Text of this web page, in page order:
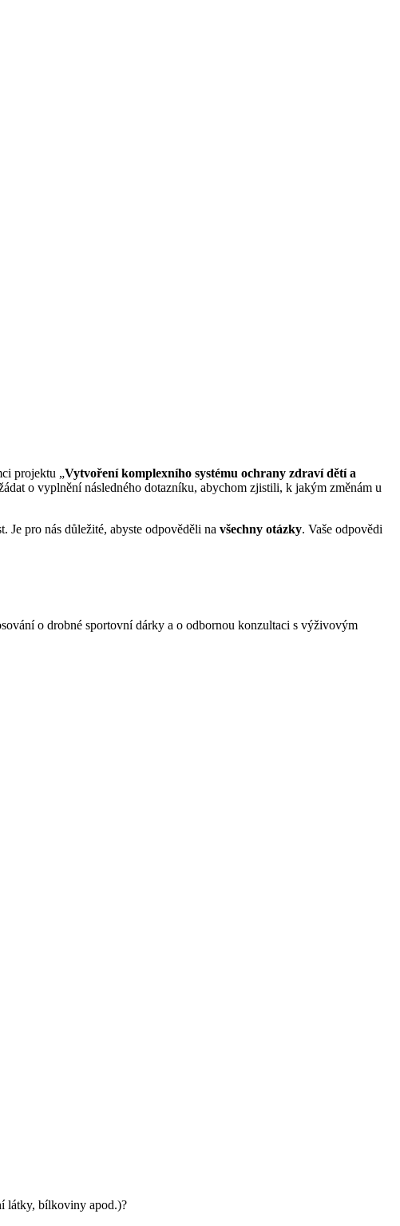
projektu „Vytvoření komplexního systému ochrany zdraví dětí a
o vyplnění následného dotazníku, abychom zjistili, k jakým změnám u
pro nás důležité, abyste odpověděli na všechny otázky. Vaše odpovědi
o drobné sportovní dárky a o odbornou konzultaci s výživovým
látky, bílkoviny apod.)?